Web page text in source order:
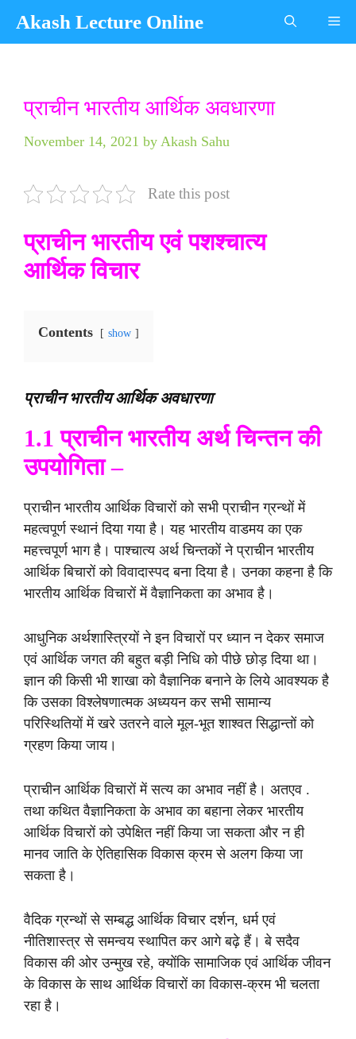
Akash Lecture Online
प्राचीन भारतीय आर्थिक अवधारणा
November 14, 2021 by Akash Sahu
Rate this post
प्राचीन भारतीय एवं पशश्चात्य
आर्थिक विचार
Contents show
प्राचीन भारतीय आर्थिक अवधारणा
1.1 प्राचीन भारतीय अर्थ चिन्तन की
उपयोगिता –
प्राचीन भारतीय आर्थिक विचारों को सभी प्राचीन ग्रन्थों में
महत्वपूर्ण स्थानं दिया गया है। यह भारतीय वाडमय का एक
महत्त्वपूर्ण भाग है। पाश्चात्य अर्थ चिन्तकों ने प्राचीन भारतीय
आर्थिक बिचारों को विवादास्पद बना दिया है। उनका कहना है कि
भारतीय आर्थिक विचारों में वैज्ञानिकता का अभाव है।
आधुनिक अर्थशास्त्रियों ने इन विचारों पर ध्यान न देकर समाज
एवं आर्थिक जगत की बहुत बड़ी निधि को पीछे छोड़ दिया था।
ज्ञान की किसी भी शाखा को वैज्ञानिक बनाने के लिये आवश्यक है
कि उसका विश्लेषणात्मक अध्ययन कर सभी सामान्य
परिस्थितियों में खरे उतरने वाले मूल-भूत शाश्वत सिद्धान्तों को
ग्रहण किया जाय।
प्राचीन आर्थिक विचारों में सत्य का अभाव नहीं है। अतएव .
तथा कथित वैज्ञानिकता के अभाव का बहाना लेकर भारतीय
आर्थिक विचारों को उपेक्षित नहीं किया जा सकता और न ही
मानव जाति के ऐतिहासिक विकास क्रम से अलग किया जा
सकता है।
वैदिक ग्रन्थों से सम्बद्ध आर्थिक विचार दर्शन, धर्म एवं
नीतिशास्त्र से समन्वय स्थापित कर आगे बढ़े हैं। बे सदैव
विकास की ओर उन्मुख रहे, क्योंकि सामाजिक एवं आर्थिक जीवन
के विकास के साथ आर्थिक विचारों का विकास-क्रम भी चलता
रहा है।